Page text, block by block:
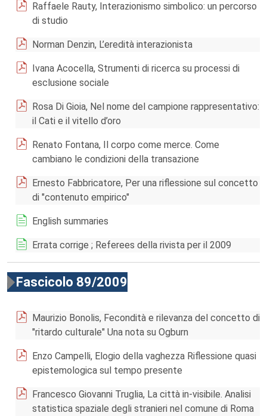
Raffaele Rauty, Interazionismo simbolico: un percorso
di studio
Norman Denzin, L’eredità interazionista
Ivana Acocella, Strumenti di ricerca su processi di
esclusione sociale
Rosa Di Gioia, Nel nome del campione rappresentativo:
il Cati e il vitello d’oro
Renato Fontana, Il corpo come merce. Come
cambiano le condizioni della transazione
Ernesto Fabbricatore, Per una riflessione sul concetto
di "contenuto empirico"
English summaries
Errata corrige ; Referees della rivista per il 2009
Fascicolo 89/2009
Maurizio Bonolis, Fecondità e rilevanza del concetto di
"ritardo culturale" Una nota su Ogburn
Enzo Campelli, Elogio della vaghezza Riflessione quasi
epistemologica sul tempo presente
Francesco Giovanni Truglia, La città in-visibile. Analisi
statistica spaziale degli stranieri nel comune di Roma